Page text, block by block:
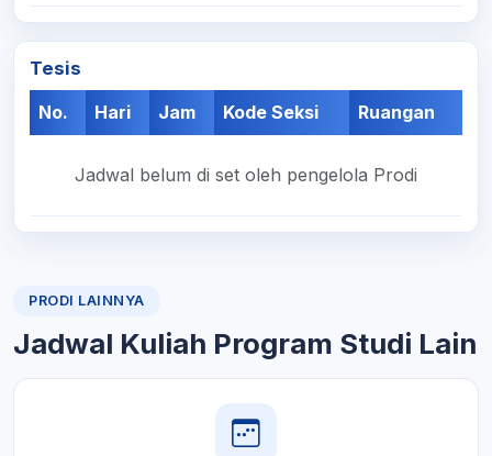
Tesis
No.
Hari Jam Kode Seksi Ruangan
Jadwal belum di set oleh pengelola Prodi
PRODI LAINNYA
Jadwal Kuliah Program Studi Lain